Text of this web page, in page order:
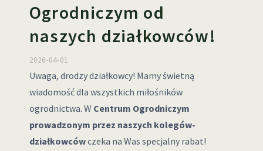
Ogrodniczym od
naszych działkowców!
2026-04-01
Uwaga, drodzy działkowcy! Mamy świetną
wiadomość dla wszystkich miłośników
ogrodnictwa. W Centrum Ogrodniczym
prowadzonym przez naszych kolegów-
działkowcówczeka na Was specjalny rabat!